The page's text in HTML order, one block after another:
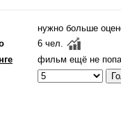
нужно больше
6 чел.
фильм ещё не